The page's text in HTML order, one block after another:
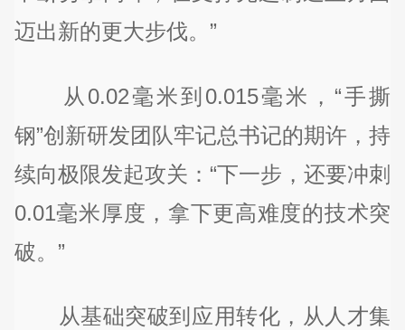
迈出新的更大步伐。”
从0.02毫米到0.015毫米，“手撕
钢”创新研发团队牢记总书记的期许，持
续向极限发起攻关：“下一步，还要冲刺
0.01毫米厚度，拿下更高难度的技术突
破。”
从基础突破到应用转化，从人才集